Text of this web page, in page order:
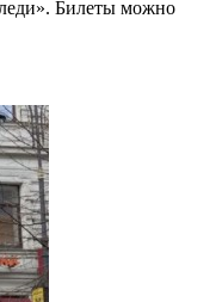
Билеты можно